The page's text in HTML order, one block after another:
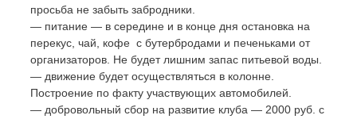
просьба не забыть забродники.
— питание — в середине и в конце дня остановка на
перекус, чай, кофе с бутербродами и печеньками от
организаторов. Не будет лишним запас питьевой воды.
— движение будет осуществляться в колонне.
Построение по факту участвующих автомобилей.
— добровольный сбор на развитие клуба — 2000 руб. с